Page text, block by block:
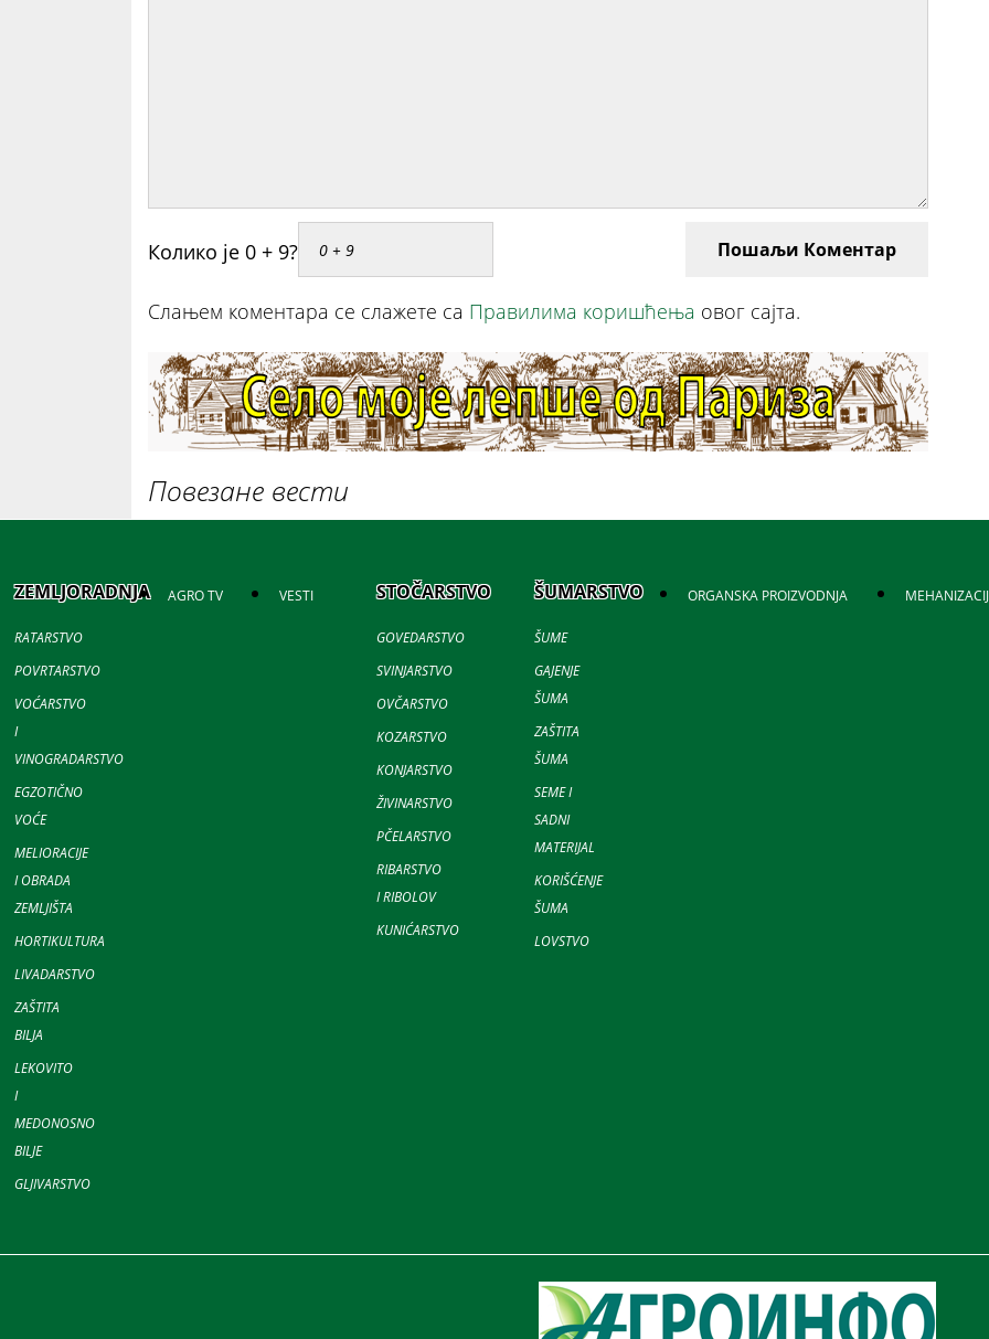
Колико је 0 + 9? Пошаљи Коментар
Слањем коментара се слажете са Правилима коришћења овог сајта.
Повезане вести
ZEMLJORADNJA
RATARSTVO
POVRTARSTVO
VOĆARSTVO
I
VINOGRADARSTVO
EGZOTIČNO
VOĆE
MELIORACIJE
I OBRADA
ZEMLJIŠTA
HORTIKULTURA
LIVADARSTVO
ZAŠTITA
BILJA
LEKOVITO
I
MEDONOSNO
BILJE
GLJIVARSTVO
AGRO TV VESTI STOČARSTVO
GOVEDARSTVO
SVINJARSTVO
OVČARSTVO
KOZARSTVO
KONJARSTVO
ŽIVINARSTVO
PČELARSTVO
RIBARSTVO
I RIBOLOV
KUNIĆARSTVO
ŠUMARSTVO
ŠUME
GAJENJE
ŠUMA
ZAŠTITA
ŠUMA
SEME I
SADNI
MATERIJAL
KORIŠĆENJE
ŠUMA
LOVSTVO
ORGANSKA PROIZVODNJA